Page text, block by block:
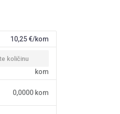
10,25€/kom
kom
0,0000 kom